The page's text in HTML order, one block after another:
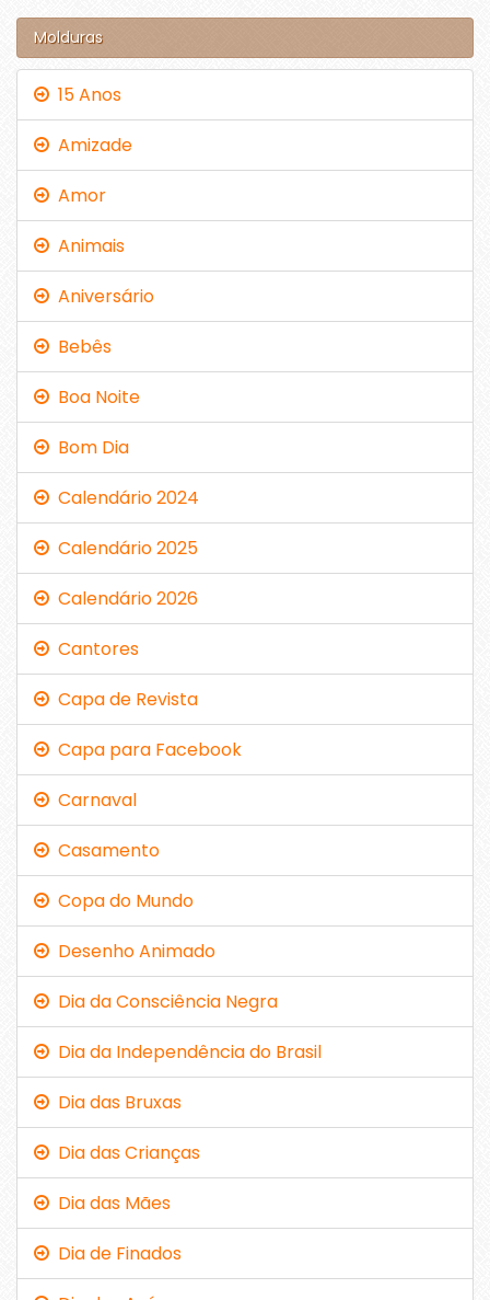
Molduras
15 Anos
Amizade
Amor
Animais
Aniversário
Bebês
Boa Noite
Bom Dia
Calendário 2024
Calendário 2025
Calendário 2026
Cantores
Capa de Revista
Capa para Facebook
Carnaval
Casamento
Copa do Mundo
Desenho Animado
Dia da Consciência Negra
Dia da Independência do Brasil
Dia das Bruxas
Dia das Crianças
Dia das Mães
Dia de Finados